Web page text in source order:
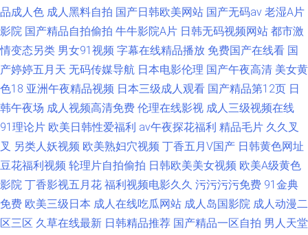
品成人色 成人黑料自拍 国产日韩欧美网站 国产无码av 老湿A片
影院 国产精品自拍偷拍 牛牛影院A片 日韩无码视频网站 都市激
情变态另类 男女91视频 字幕在线精品播放 免费国产在线看 国
产婷婷五月天 无码传媒导航 日本电影伦理 国产午夜高清 美女黄
色18 亚洲午夜精品视频 日本三级成人观看 国产精品第12页 日
韩午夜场 成人视频高清免费 伦理在线影视 成人三级视频在线
91理论片 欧美日韩性爱福利 av午夜探花福利 精品毛片 久久叉
叉 另类人妖视频 欧美熟妇穴视频 丁香五月V国产 日韩黄色网址
豆花福利视频 轮理片自拍偷拍 日韩欧美美女视频 欧美A级黄色
影院 丁香影视五月花 福利视频电影久久 污污污污免费 91金典
免费 欧美三级日本 成人在线吃瓜网站 成人岛国影院 成人动漫二
区三区 久草在线最新 日韩精品推荐 国产精品一区自拍 男人天堂